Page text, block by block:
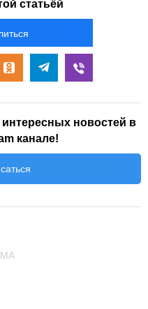
статьёй
новостей в
канале!